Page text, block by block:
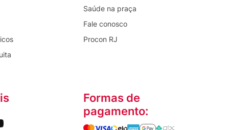
Saúde na praça
Fale conosco
Procon RJ
Formas de
pagamento: